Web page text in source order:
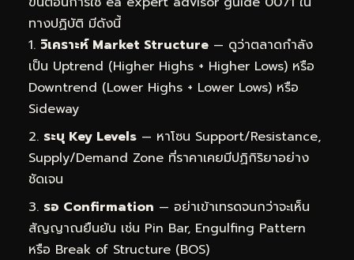
ทางปฏิบัติ มีดังนี้
วิเคราะห์ Market Structure — ดูว่าตลาดกำลัง
เป็น Uptrend (Higher Highs + Higher Lows) หรือ
Downtrend (Lower Highs + Lower Lows) หรือ
Sideway
ระบุ Key Levels — หาโซน Support/Resistance,
Supply/Demand Zone ที่ราคาเคยมีปฏิกิริยาอย่าง
ชัดเจน
รอ Confirmation — อย่าเข้าเทรดจนกว่าจะเห็น
สัญญาณยืนยัน เช่น Pin Bar, Engulfing Pattern
หรือ Break of Structure (BOS)